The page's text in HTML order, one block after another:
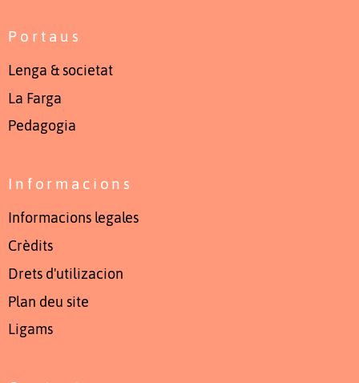
Portaus
Lenga & societat
La Farga
Pedagogia
Informacions
Informacions legales
Crèdits
Drets d'utilizacion
Plan deu site
Ligams